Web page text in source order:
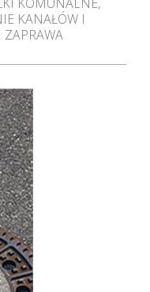
KANAŁÓW I